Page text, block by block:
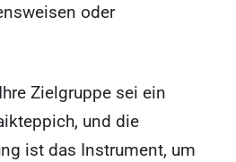
oder
Zielgruppe sei ein
und die
ist das Instrument, um